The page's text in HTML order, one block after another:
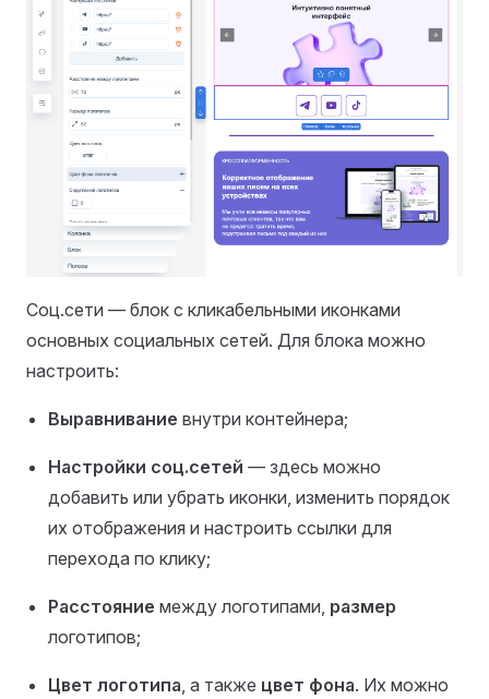
Соц.сети — блок с кликабельными иконками
основных социальных сетей. Для блока можно
настроить:
Выравнивание внутри контейнера;
Настройки соц.сетей — здесь можно
добавить или убрать иконки, изменить порядок
их отображения и настроить ссылки для
перехода по клику;
Расстояние между логотипами, размер
логотипов;
Цвет логотипа, а также цвет фона. Их можно